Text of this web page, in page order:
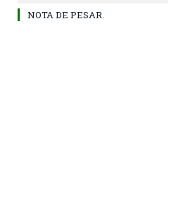
NOTA DE PESAR.